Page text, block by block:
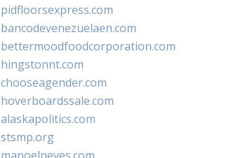
pidfloorsexpress.com
bancodevenezuelaen.com
bettermoodfoodcorporation.com
hingstonnt.com
chooseagender.com
hoverboardssale.com
alaskapolitics.com
stsmp.org